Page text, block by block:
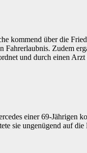
kommend über die
Zudem
und durch einen
einer 69-Jährigen
sie ungenügend auf